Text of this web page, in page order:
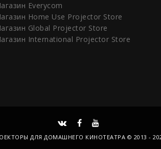
Everycom
Home Use Projector Store
Global Projector Store
International Projector Store
ПРОЕКТОРЫ ДЛЯ ДОМАШНЕГО КИНОТЕАТРА © 2013 -